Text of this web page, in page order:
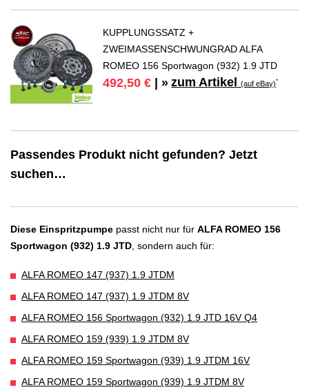
KUPPLUNGSSATZ +
ZWEIMASSENSCHWUNGRAD ALFA
ROMEO 156 Sportwagon (932) 1.9 JTD
492,50 € | » zum Artikel(auf eBay)*
Passendes Produkt nicht gefunden? Jetzt
suchen…
Diese Einspritzpumpe passt nicht nur für ALFA ROMEO 156
Sportwagon (932) 1.9 JTD , sondern auch für:
ALFA ROMEO 147 (937) 1.9 JTDM
ALFA ROMEO 147 (937) 1.9 JTDM 8V
ALFA ROMEO 156 Sportwagon (932) 1.9 JTD 16V Q4
ALFA ROMEO 159 (939) 1.9 JTDM 8V
ALFA ROMEO 159 Sportwagon (939) 1.9 JTDM 16V
ALFA ROMEO 159 Sportwagon (939) 1.9 JTDM 8V